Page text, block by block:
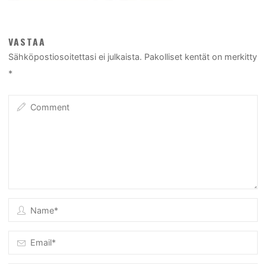
VASTAA
Sähköpostiosoitettasi ei julkaista. Pakolliset kentät on merkitty
*